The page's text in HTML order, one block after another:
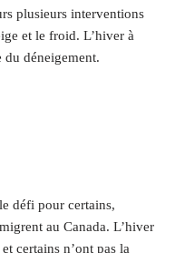
plusieurs interventions
et le froid. L’hiver à
du déneigement.
défi pour certains,
au Canada. L’hiver
certains n’ont pas la